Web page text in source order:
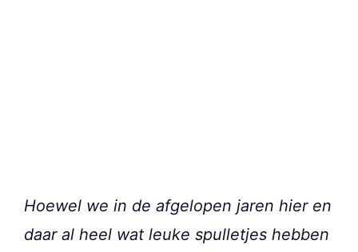
Hoewel we in de afgelopen jaren hier en
daar al heel wat leuke spulletjes hebben